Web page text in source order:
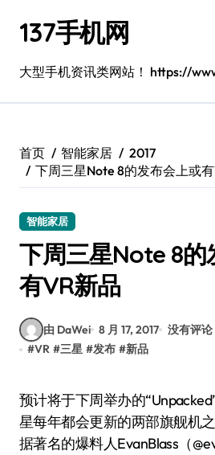
137手机网
大型手机资讯类网站！ https://
首页 智能家居
2017
下周三星Note 8的发布会上或
智能家居
下周三星Note 8的
有VR新品
由 DaWei 8 月 17, 2017 没有评论
#VR #三星 #发布 #新品
预计将于下周举办的“Unpacked”发布会主角将是三
星每年都会更新的两部旗舰机
据著名的爆料人EvanBlass（